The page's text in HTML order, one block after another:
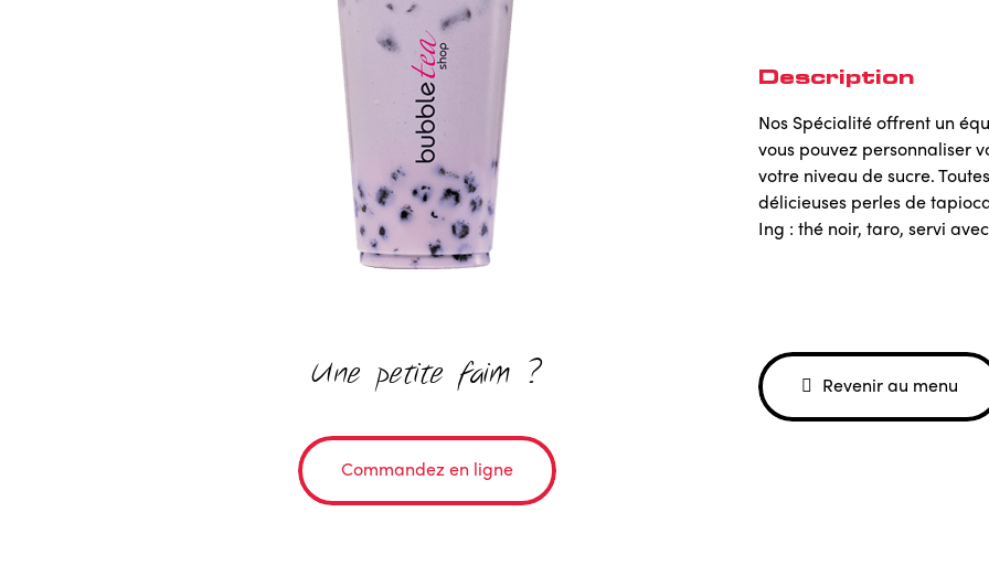
Une petite faim ?
Commandez en ligne
Description
Nos Spécialité offrent un
vous pouvez personnaliser
votre niveau de sucre.
délicieuses perles de
Ing : thé noir, taro, servi
Revenir au menu